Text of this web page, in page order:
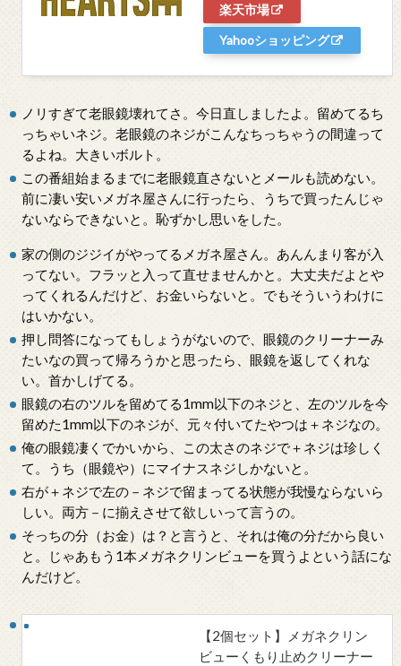
楽天市場
Yahooショッピング
ノリすぎて老眼鏡壊れてさ。今日直しましたよ。留めてるち
っちゃいネジ。老眼鏡のネジがこんなちっちゃうの間違って
るよね。大きいボルト。
この番組始まるまでに老眼鏡直さないとメールも読めない。
前に凄い安いメガネ屋さんに行ったら、うちで買ったんじゃ
ないならできないと。恥ずかし思いをした。
家の側のジジイがやってるメガネ屋さん。あんんまり客が入
ってない。フラッと入って直せませんかと。大丈夫だよとや
ってくれるんだけど、お金いらないと。でもそういうわけに
はいかない。
押し問答になってもしょうがないので、眼鏡のクリーナーみ
たいなの買って帰ろうかと思ったら、眼鏡を返してくれな
い。首かしげてる。
眼鏡の右のツルを留めてる1mm以下のネジと、左のツルを今
留めた1mm以下のネジが、元々付いてたやつは＋ネジなの。
俺の眼鏡凄くでかいから、この太さのネジで＋ネジは珍しく
て。うち（眼鏡や）にマイナスネジしかないと。
右が＋ネジで左の－ネジで留まってる状態が我慢ならないら
しい。両方－に揃えさせて欲しいって言うの。
そっちの分（お金）は？と言うと、それは俺の分だから良い
と。じゃあもう1本メガネクリンビューを買うよという話にな
んだけど。
【2個セット】メガネクリン
ビューくもり止めクリーナー